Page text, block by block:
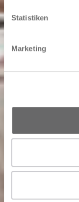
Statistiken
Marketing